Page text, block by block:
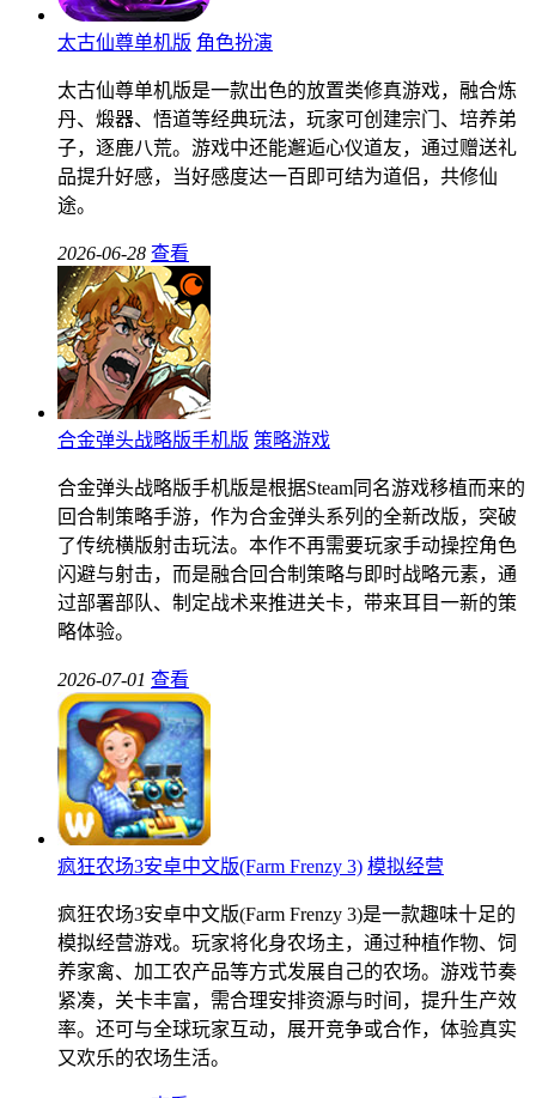
太古仙尊单机版 角色扮演
太古仙尊单机版是一款出色的放置类修真游戏，融合炼
丹、煅器、悟道等经典玩法，玩家可创建宗门、培养弟
子，逐鹿八荒。游戏中还能邂逅心仪道友，通过赠送礼
品提升好感，当好感度达一百即可结为道侣，共修仙
途。
2026-06-28 查看
合金弹头战略版手机版 策略游戏
合金弹头战略版手机版是根据Steam同名游戏移植而来的
回合制策略手游，作为合金弹头系列的全新改版，突破
了传统横版射击玩法。本作不再需要玩家手动操控角色
闪避与射击，而是融合回合制策略与即时战略元素，通
过部署部队、制定战术来推进关卡，带来耳目一新的策
略体验。
2026-07-01 查看
疯狂农场3安卓中文版(Farm Frenzy 3) 模拟经营
疯狂农场3安卓中文版(Farm Frenzy 3)是一款趣味十足的
模拟经营游戏。玩家将化身农场主，通过种植作物、饲
养家禽、加工农产品等方式发展自己的农场。游戏节奏
紧凑，关卡丰富，需合理安排资源与时间，提升生产效
率。还可与全球玩家互动，展开竞争或合作，体验真实
又欢乐的农场生活。